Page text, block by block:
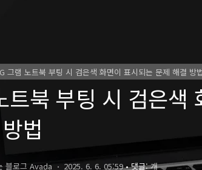
그램 노트북 부팅 시 검은색 화면이 표시되는 문제 해결 방법
트북 부팅 시 검은색
법
블로그 Avada 2025. 6. 6. 05:59 • 댓글:개